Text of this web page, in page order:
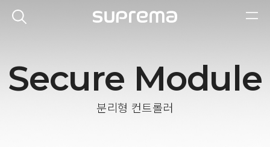
Secure Module
분리형 컨트롤러